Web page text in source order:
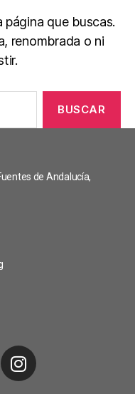
que buscas.
renombrada o ni
de Andalucía,